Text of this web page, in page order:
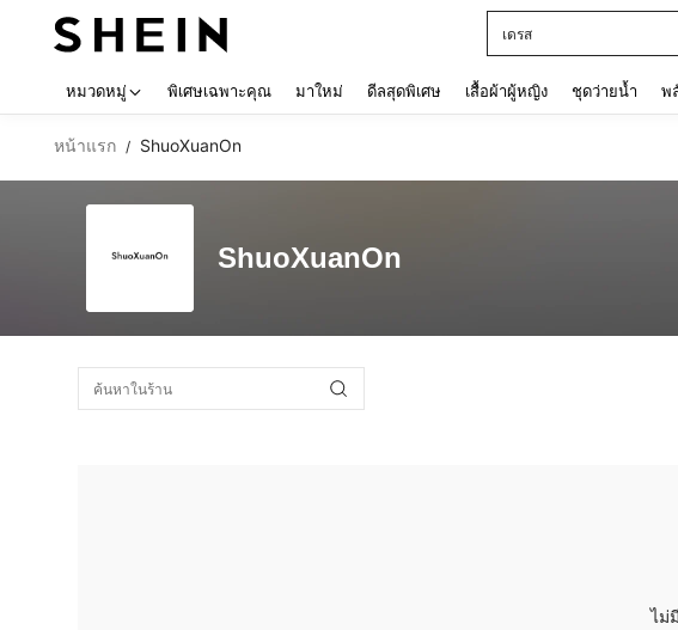
เดรส
หมวดหมู่ พิเศษเฉพาะคุณ มาใหม่ ดีลสุดพิเศษ เสื้อผ้าผู้หญิง ชุดว่ายน้ำ พ
หน้าแรก / ShuoXuanOn
ShuoXuanOn
ไม่